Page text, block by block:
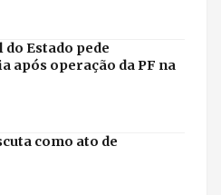
Estado pede
após operação da PF na
como ato de